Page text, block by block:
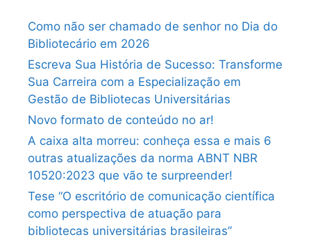
Como não ser chamado de senhor no Dia do
Bibliotecário em 2026
Escreva Sua História de Sucesso: Transforme
Sua Carreira com a Especialização em
Gestão de Bibliotecas Universitárias
Novo formato de conteúdo no ar!
A caixa alta morreu: conheça essa e mais 6
outras atualizações da norma ABNT NBR
10520:2023 que vão te surpreender!
Tese “O escritório de comunicação científica
como perspectiva de atuação para
bibliotecas universitárias brasileiras”